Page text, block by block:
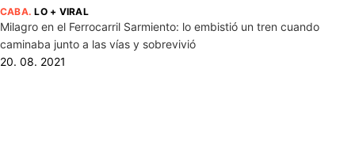
CABA.LO + VIRAL
Milagro en el Ferrocarril Sarmiento: lo embistió un tren cuando
caminaba junto a las vías y sobrevivió
20. 08. 2021